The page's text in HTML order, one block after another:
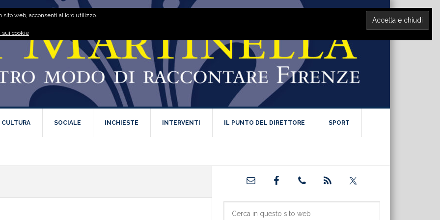
CULTURA SOCIALE INCHIESTE INTERVENTI IL PUNTO DEL DIRETTORE SPORT
Barra
primaria
web, acconsenti al loro utilizzo.
sui cookie